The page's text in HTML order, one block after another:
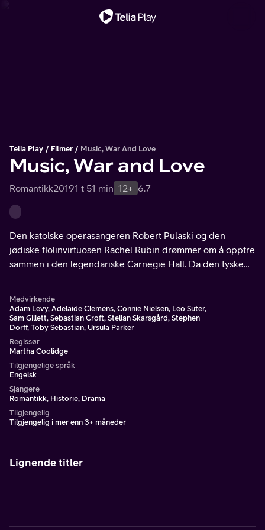
Telia Play Filmer Music, War And Love
Music, War and Love
Romantikk20191 t 51 min 12+ 6.7
Den katolske operasangeren Robert Pulaski og den
jødiske fiolinvirtuosen Rachel Rubin drømmer om å opptre
sammen i den legendariske Carnegie Hall. Da den tyske
Medvirkende
Adam Levy, Adelaide Clemens, Connie Nielsen, Leo Suter,
Sam Gillett, Sebastian Croft, Stellan Skarsgård, Stephen
Dorff, Toby Sebastian, Ursula Parker
Regissør
Martha Coolidge
Tilgjengelige språk
Engelsk
Sjangere
Romantikk, Historie, Drama
Tilgjengelig
Tilgjengelig i mer enn 3+ måneder
Lignende titler